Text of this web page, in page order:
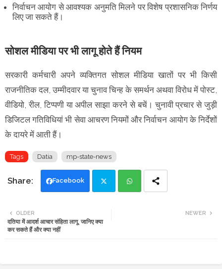
निर्वाचन आयोग से आवश्यक अनुमति मिलने पर विशेष प्रशासनिक निर्णय
लिए जा सकते हैं।
सोशल मीडिया पर भी लागू होते हैं नियम
सरकारी कर्मचारी अपने व्यक्तिगत सोशल मीडिया खातों पर भी किसी
राजनीतिक दल, उम्मीदवार या चुनाव चिन्ह के समर्थन अथवा विरोध में पोस्ट,
वीडियो, रील, टिप्पणी या अपील साझा करने से बचें। चुनावी प्रचार से जुड़ी
डिजिटल गतिविधियां भी सेवा आचरण नियमों और निर्वाचन आयोग के निर्देशों
के दायरे में आती हैं।
Tags Datia mp-state-news
Facebook
tte
NEWER
OLDER
दतिया में आदर्श आचार संहिता लागू, जानिए क्या
कर सकते हैं और क्या नहीं